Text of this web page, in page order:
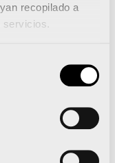
recopilado a